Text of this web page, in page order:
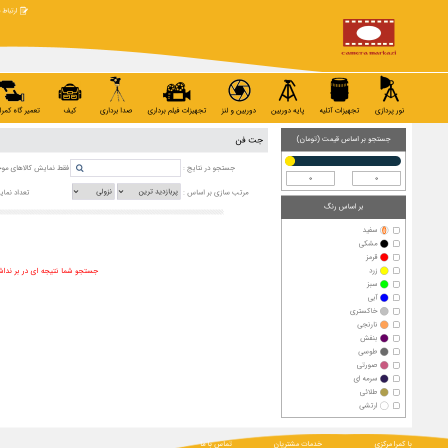
ارتباط
نور پردازی تجهیزات آتلیه پایه دوربین دوربین و لنز تجهیزات فیلم برداری صدا برداری کیف تعمیر گاه
جستجو بر اساس قیمت (تومان)
بر اساس رنگ
سفید
مشکی
قرمز
زرد
سبز
آبی
خاکستری
نارنجی
بنفش
طوسی
صورتی
سرمه ای
طلائی
ارتشی
جت فن
جستجو در نتایج : فقط نمایش کالاهای
مرتب سازی بر اساس : تعداد
جستجو شما نتیجه ای در بر
با کمرا مرکزی خدمات مشتریان تماس با ما